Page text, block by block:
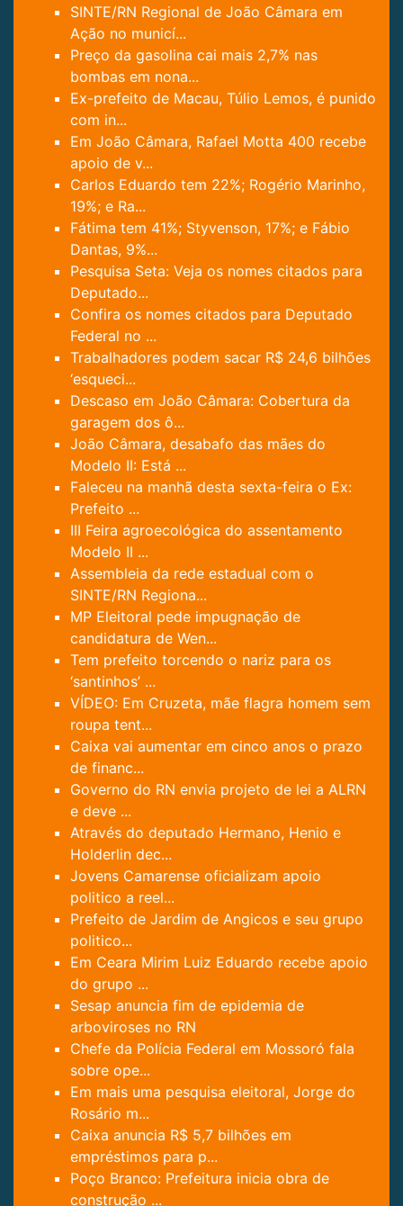
SINTE/RN Regional de João Câmara em
Ação no municí...
Preço da gasolina cai mais 2,7% nas
bombas em nona...
Ex-prefeito de Macau, Túlio Lemos, é punido
com in...
Em João Câmara, Rafael Motta 400 recebe
apoio de v...
Carlos Eduardo tem 22%; Rogério Marinho,
19%; e Ra...
Fátima tem 41%; Styvenson, 17%; e Fábio
Dantas, 9%...
Pesquisa Seta: Veja os nomes citados para
Deputado...
Confira os nomes citados para Deputado
Federal no ...
Trabalhadores podem sacar R$ 24,6 bilhões
‘esqueci...
Descaso em João Câmara: Cobertura da
garagem dos ô...
João Câmara, desabafo das mães do
Modelo II: Está ...
Faleceu na manhã desta sexta-feira o Ex:
Prefeito ...
III Feira agroecológica do assentamento
Modelo II ...
Assembleia da rede estadual com o
SINTE/RN Regiona...
MP Eleitoral pede impugnação de
candidatura de Wen...
Tem prefeito torcendo o nariz para os
‘santinhos’ ...
VÍDEO: Em Cruzeta, mãe flagra homem sem
roupa tent...
Caixa vai aumentar em cinco anos o prazo
de financ...
Governo do RN envia projeto de lei a ALRN
e deve ...
Através do deputado Hermano, Henio e
Holderlin dec...
Jovens Camarense oficializam apoio
politico a reel...
Prefeito de Jardim de Angicos e seu grupo
politico...
Em Ceara Mirim Luiz Eduardo recebe apoio
do grupo ...
Sesap anuncia fim de epidemia de
arboviroses no RN
Chefe da Polícia Federal em Mossoró fala
sobre ope...
Em mais uma pesquisa eleitoral, Jorge do
Rosário m...
Caixa anuncia R$ 5,7 bilhões em
empréstimos para p...
Poço Branco: Prefeitura inicia obra de
construção ...